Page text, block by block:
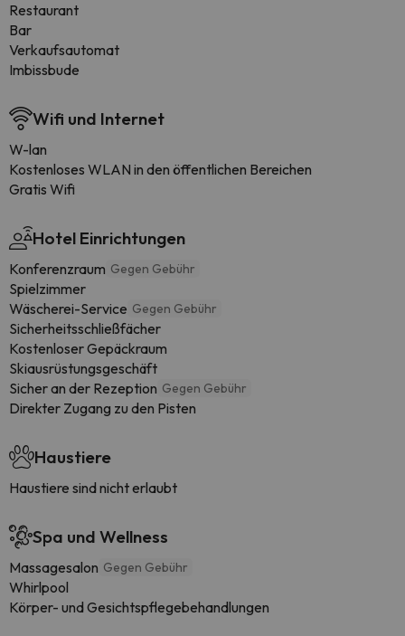
Restaurant
Bar
Verkaufsautomat
Imbissbude
Wifi und Internet
W-lan
Kostenloses WLAN in den öffentlichen Bereichen
Gratis Wifi
Hotel Einrichtungen
Konferenzraum Gegen Gebühr
Spielzimmer
Wäscherei-Service Gegen Gebühr
Sicherheitsschließfächer
Kostenloser Gepäckraum
Skiausrüstungsgeschäft
Sicher an der Rezeption Gegen Gebühr
Direkter Zugang zu den Pisten
Haustiere
Haustiere sind nicht erlaubt
Spa und Wellness
Massagesalon Gegen Gebühr
Whirlpool
Körper- und Gesichtspflegebehandlungen